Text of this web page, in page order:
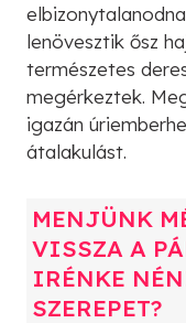
lenövesztik ősz
természetes
megérkeztek.
igazán
átalakulást.
MENJÜNK
VISSZA A
IRÉNKE
SZEREPET?